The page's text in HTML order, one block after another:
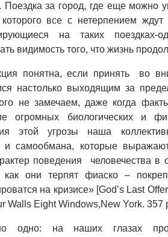
Поездка за город, где еще можно
все с нетерпением
на таких
видимость того, что жизнь
понятна, если принять во
настолько выходящим за
не замечаем, даже когда
огромных биологических и
этой угрозы наша
и самообмана, которые
поведения человечества
как они терпят фиаско –
на кризисе» [God’s Last
Walls Eight Windows,New York. 357
одно: на наших глазах